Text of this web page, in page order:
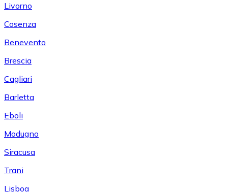
Livorno
Cosenza
Benevento
Brescia
Cagliari
Barletta
Eboli
Modugno
Siracusa
Trani
Lisboa